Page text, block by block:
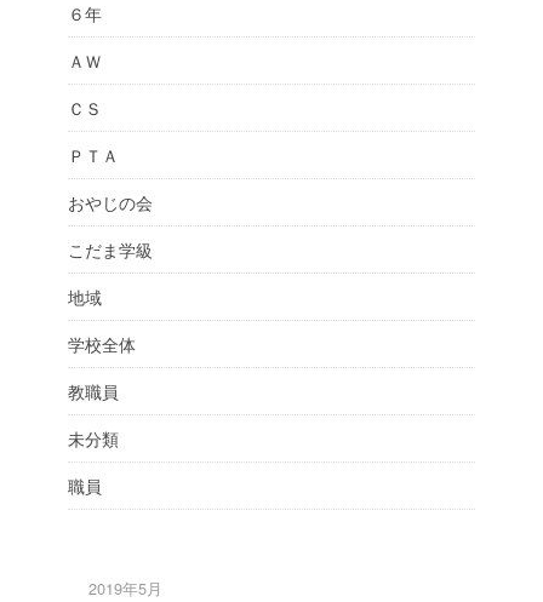
６年
ＡＷ
ＣＳ
ＰＴＡ
おやじの会
こだま学級
地域
学校全体
教職員
未分類
職員
2019年5月